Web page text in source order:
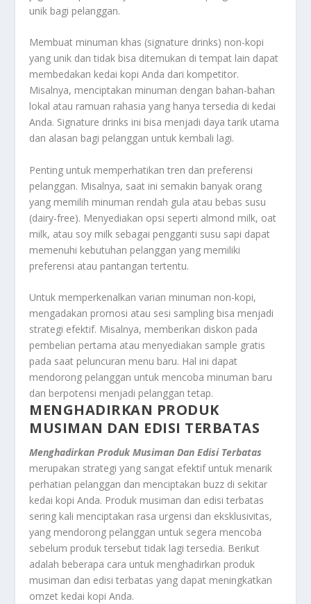
unik bagi pelanggan.
Membuat minuman khas (signature drinks) non-kopi
yang unik dan tidak bisa ditemukan di tempat lain dapat
membedakan kedai kopi Anda dari kompetitor.
Misalnya, menciptakan minuman dengan bahan-bahan
lokal atau ramuan rahasia yang hanya tersedia di kedai
Anda. Signature drinks ini bisa menjadi daya tarik utama
dan alasan bagi pelanggan untuk kembali lagi.
Penting untuk memperhatikan tren dan preferensi
pelanggan. Misalnya, saat ini semakin banyak orang
yang memilih minuman rendah gula atau bebas susu
(dairy-free). Menyediakan opsi seperti almond milk, oat
milk, atau soy milk sebagai pengganti susu sapi dapat
memenuhi kebutuhan pelanggan yang memiliki
preferensi atau pantangan tertentu.
Untuk memperkenalkan varian minuman non-kopi,
mengadakan promosi atau sesi sampling bisa menjadi
strategi efektif. Misalnya, memberikan diskon pada
pembelian pertama atau menyediakan sample gratis
pada saat peluncuran menu baru. Hal ini dapat
mendorong pelanggan untuk mencoba minuman baru
dan berpotensi menjadi pelanggan tetap.
MENGHADIRKAN PRODUK
MUSIMAN DAN EDISI TERBATAS
Menghadirkan Produk Musiman Dan Edisi Terbatas
merupakan strategi yang sangat efektif untuk menarik
perhatian pelanggan dan menciptakan buzz di sekitar
kedai kopi Anda. Produk musiman dan edisi terbatas
sering kali menciptakan rasa urgensi dan eksklusivitas,
yang mendorong pelanggan untuk segera mencoba
sebelum produk tersebut tidak lagi tersedia. Berikut
adalah beberapa cara untuk menghadirkan produk
musiman dan edisi terbatas yang dapat meningkatkan
omzet kedai kopi Anda.